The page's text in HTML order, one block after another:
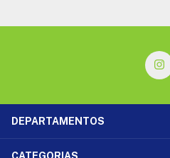
DEPARTAMENTOS
CATEGORIAS